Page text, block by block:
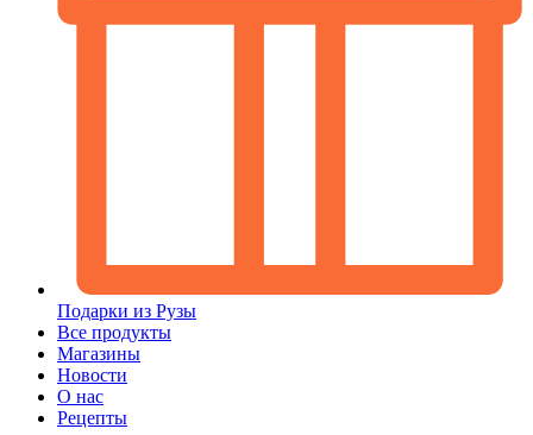
Подарки из Рузы
Все продукты
Магазины
Новости
О нас
Рецепты